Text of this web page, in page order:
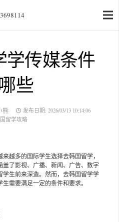
学传媒条件
些
熊 发布日期: 2026/03/13 10:14:06
留学攻略
越多的国际学生选择去韩国留学，
了影视、广播、新闻、广告、数字
生前来深造。然而，去韩国留学学
需要满足一定的条件和要求。